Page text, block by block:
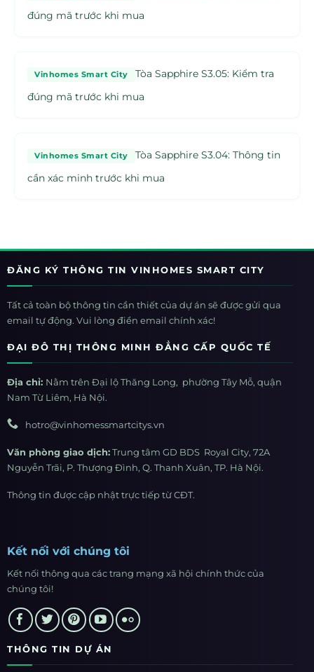
đúng mã trước khi mua
Vinhomes Smart City
Tòa Sapphire S3.05: Kiểm tra
đúng mã trước khi mua
Vinhomes Smart City
Tòa Sapphire S3.04: Thông tin
cần xác minh trước khi mua
ĐĂNG KÝ THÔNG TIN VINHOMES SMART CITY
Tất cả toàn bộ thông tin cần thiết của dự án sẽ được gửi qua
email tự động. Vui lòng điền email chính xác!
ĐẠI ĐÔ THỊ THÔNG MINH ĐẲNG CẤP QUỐC TẾ
Địa chỉ: Nằm trên Đại lộ Thăng Long, phường Tây Mỗ, quận
Nam Từ Liêm, Hà Nội.
hotro@vinhomessmartcitys.vn
Văn phòng giao dịch:Trung tâm GD BDS Royal City, 72A
Nguyễn Trãi, P. Thượng Đình, Q. Thanh Xuân, TP. Hà Nội.
Thông tin được cập nhật trực tiếp từ CĐT.
Kết nối với chúng tôi
Kết nối thông qua các trang mạng xã hội chính thức của
chúng tôi!
THÔNG TIN DỰ ÁN